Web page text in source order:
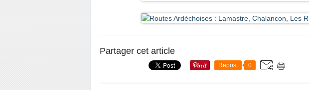
Partager cet article
Repost 0